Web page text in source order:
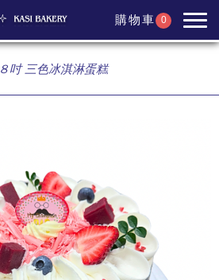
購物車 0
８吋 三色冰淇淋蛋糕